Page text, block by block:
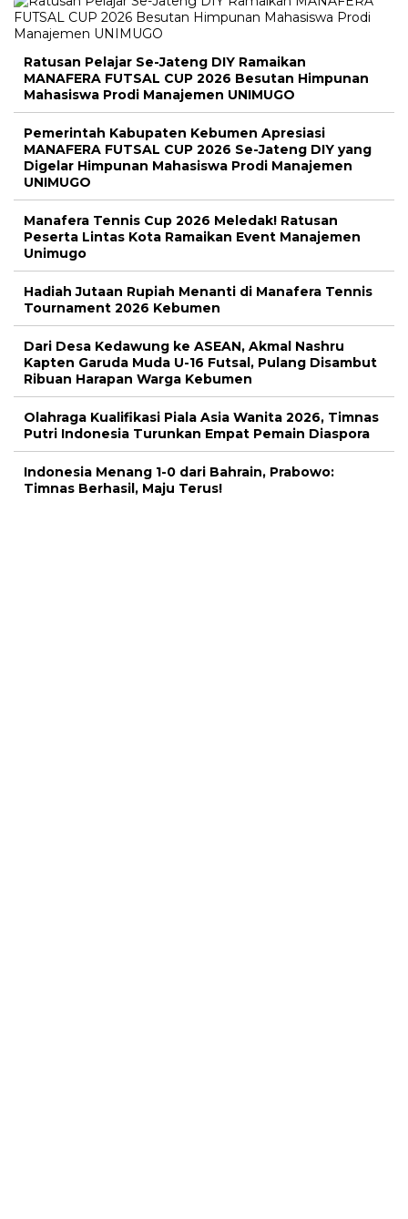
Ratusan Pelajar Se-Jateng DIY Ramaikan
MANAFERA FUTSAL CUP 2026 Besutan Himpunan
Mahasiswa Prodi Manajemen UNIMUGO
Pemerintah Kabupaten Kebumen Apresiasi
MANAFERA FUTSAL CUP 2026 Se-Jateng DIY yang
Digelar Himpunan Mahasiswa Prodi Manajemen
UNIMUGO
Manafera Tennis Cup 2026 Meledak! Ratusan
Peserta Lintas Kota Ramaikan Event Manajemen
Unimugo
Hadiah Jutaan Rupiah Menanti di Manafera Tennis
Tournament 2026 Kebumen
Dari Desa Kedawung ke ASEAN, Akmal Nashru
Kapten Garuda Muda U-16 Futsal, Pulang Disambut
Ribuan Harapan Warga Kebumen
Olahraga Kualifikasi Piala Asia Wanita 2026, Timnas
Putri Indonesia Turunkan Empat Pemain Diaspora
Indonesia Menang 1-0 dari Bahrain, Prabowo:
Timnas Berhasil, Maju Terus!